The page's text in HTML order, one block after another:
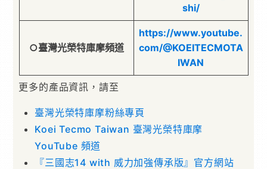
shi/
○臺灣光榮特庫摩頻道
https://www.youtube.
com/@KOEITECMOTA
IWAN
更多的產品資訊，請至
臺灣光榮特庫摩粉絲專頁
Koei Tecmo Taiwan 臺灣光榮特庫摩
YouTube 頻道
『三國志14 with 威力加強傳承版』官方網站